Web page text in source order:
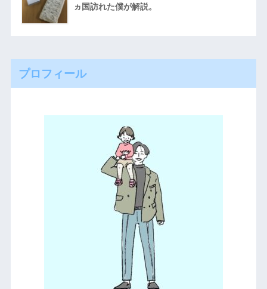
ヵ国訪れた僕が解説。
プロフィール